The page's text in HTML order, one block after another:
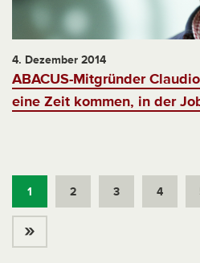
4. Dezember 2014
ABACUS-Mitgründer
eine Zeit kommen, in der
1 2 3 4
»